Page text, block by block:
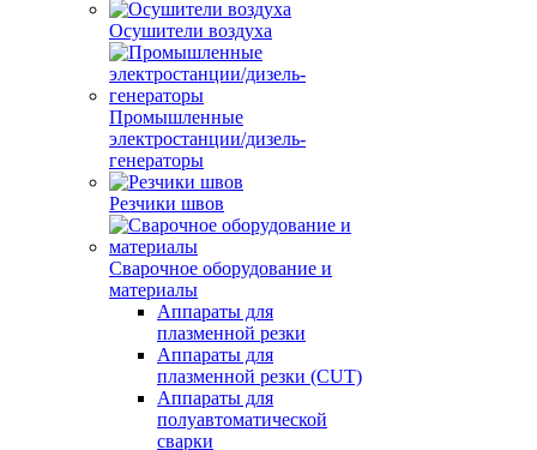
Осушители воздуха
Промышленные
электростанции/дизель-
генераторы
Резчики швов
Сварочное оборудование и
материалы
Аппараты для
плазменной резки
Аппараты для
плазменной резки (CUT)
Аппараты для
полуавтоматической
сварки